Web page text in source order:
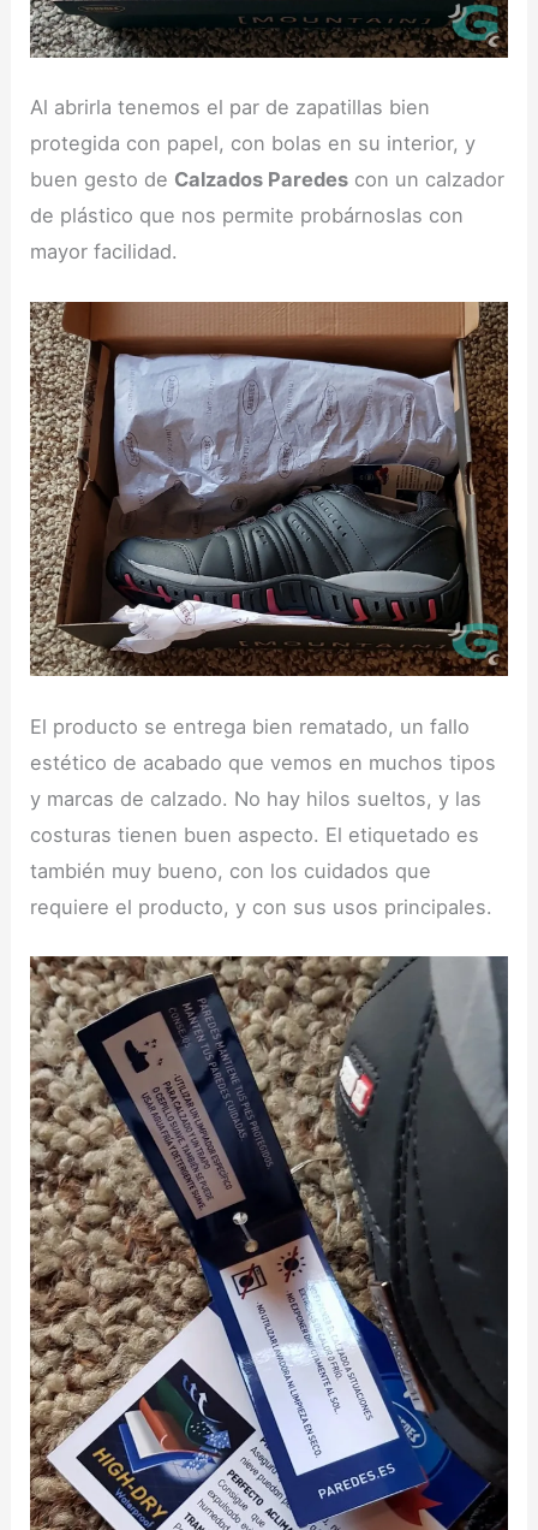
Al abrirla tenemos el par de zapatillas bien
protegida con papel, con bolas en su interior, y
buen gesto de Calzados Paredes con un calzador
de plástico que nos permite probárnoslas con
mayor facilidad.
El producto se entrega bien rematado, un fallo
estético de acabado que vemos en muchos tipos
y marcas de calzado. No hay hilos sueltos, y las
costuras tienen buen aspecto. El etiquetado es
también muy bueno, con los cuidados que
requiere el producto, y con sus usos principales.